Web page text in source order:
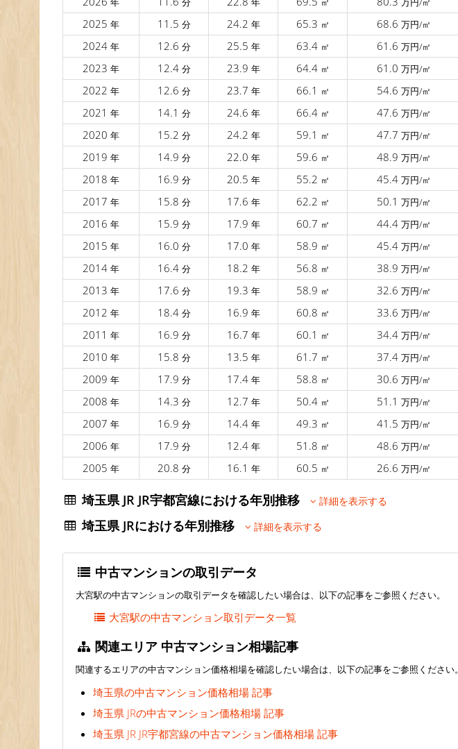
2025 年 11.5 分 24.2 年 65.3 ㎡ 68.6 万円/㎡
2024 年 12.6 分 25.5 年 63.4 ㎡ 61.6 万円/㎡
2023 年 12.4 分 23.9 年 64.4 ㎡ 61.0 万円/㎡
2022 年 12.6 分 23.7 年 66.1 ㎡ 54.6 万円/㎡
2021 年 14.1 分 24.6 年 66.4 ㎡ 47.6 万円/㎡
2020 年 15.2 分 24.2 年 59.1 ㎡ 47.7 万円/㎡
2019 年 14.9 分 22.0 年 59.6 ㎡ 48.9 万円/㎡
2018 年 16.9 分 20.5 年 55.2 ㎡ 45.4 万円/㎡
2017 年 15.8 分 17.6 年 62.2 ㎡ 50.1 万円/㎡
2016 年 15.9 分 17.9 年 60.7 ㎡ 44.4 万円/㎡
2015 年 16.0 分 17.0 年 58.9 ㎡ 45.4 万円/㎡
2014 年 16.4 分 18.2 年 56.8 ㎡ 38.9 万円/㎡
2013 年 17.6 分 19.3 年 58.9 ㎡ 32.6 万円/㎡
2012 年 18.4 分 16.9 年 60.8 ㎡ 33.6 万円/㎡
2011 年 16.9 分 16.7 年 60.1 ㎡ 34.4 万円/㎡
2010 年 15.8 分 13.5 年 61.7 ㎡ 37.4 万円/㎡
2009 年 17.9 分 17.4 年 58.8 ㎡ 30.6 万円/㎡
2008 年 14.3 分 12.7 年 50.4 ㎡ 51.1 万円/㎡
2007 年 16.9 分 14.4 年 49.3 ㎡ 41.5 万円/㎡
2006 年 17.9 分 12.4 年 51.8 ㎡ 48.6 万円/㎡
2005 年 20.8 分 16.1 年 60.5 ㎡ 26.6 万円/㎡
埼玉県 JR JR宇都宮線における年別推移 詳細を表示する
埼玉県 JRにおける年別推移 詳細を表示する
中古マンションの取引データ
大宮駅の中古マンションの取引データを確認したい場合は、以下の記事をご参照ください。
大宮駅の中古マンション取引データ一覧
関連エリア 中古マンション相場記事
関連するエリアの中古マンション価格相場を確認したい場合は、以下の記事をご参照ください。
埼玉県の中古マンション価格相場 記事
埼玉県 JRの中古マンション価格相場 記事
埼玉県 JR JR宇都宮線の中古マンション価格相場 記事